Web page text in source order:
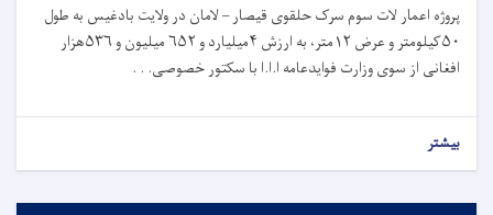
پروژه اعمار لات سوم سرک حلقوی قیصار – لامان در ولایت بادغیس به طول
۵۰کیلومتر و عرض ۱۲متر، به ارزش ۴میلیارد و ۶۵۲ میلیون و ۵۳۶هزار
افغانی از سوی وزارت فوایدعامه ا.ا.ا با سکتور خصوصی. . .
بیشتر